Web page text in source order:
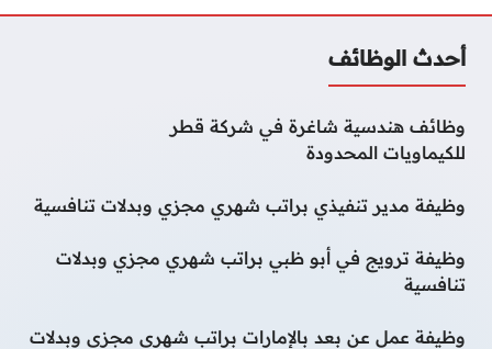
أحدث الوظائف
وظائف هندسية شاغرة في شركة قطر
للكيماويات المحدودة
وظيفة مدير تنفيذي براتب شهري مجزي وبدلات تنافسية
وظيفة ترويج في أبو ظبي براتب شهري مجزي وبدلات
تنافسية
وظيفة عمل عن بعد بالإمارات براتب شهري مجزي وبدلات